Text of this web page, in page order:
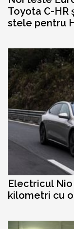
Toyota C-HR
stele pentru
Electricul Nio
kilometri cu